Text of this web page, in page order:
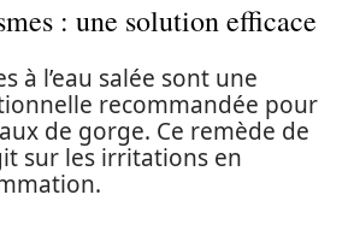
: une solution efficace
à l’eau salée sont une
recommandée pour
de gorge. Ce remède de
sur les irritations en